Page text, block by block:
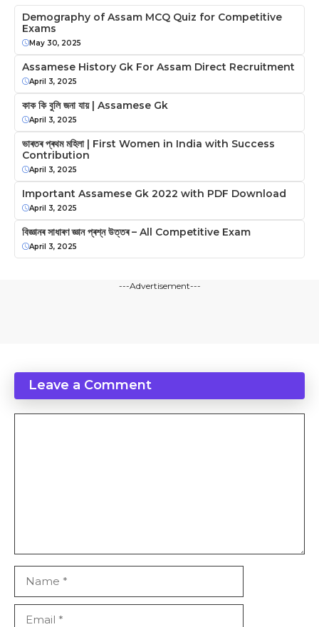
Demography of Assam MCQ Quiz for Competitive
Exams
May 30, 2025
Assamese History Gk For Assam Direct Recruitment
April 3, 2025
কাক কি বুলি জনা যায় | Assamese Gk
April 3, 2025
ভাৰতৰ প্ৰথম মহিলা | First Women in India with Success
Contribution
April 3, 2025
Important Assamese Gk 2022 with PDF Download
April 3, 2025
বিজ্ঞানৰ সাধাৰণ জ্ঞান প্ৰশ্ন উত্তৰ – All Competitive Exam
April 3, 2025
---Advertisement---
Leave a Comment